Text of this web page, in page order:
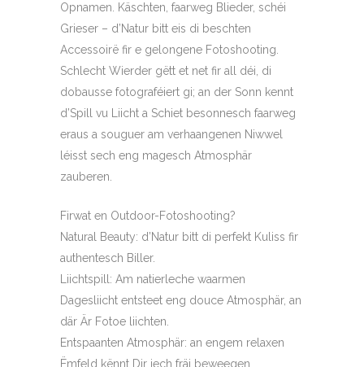
Opnamen. Käschten, faarweg Blieder, schéi
Grieser – d’Natur bitt eis di beschten
Accessoirë fir e gelongene Fotoshooting.
Schlecht Wierder gëtt et net fir all déi, di
dobausse fotograféiert gi; an der Sonn kennt
d’Spill vu Liicht a Schiet besonnesch faarweg
eraus a souguer am verhaangenen Niwwel
léisst sech eng magesch Atmosphär
zauberen.
Firwat en Outdoor-Fotoshooting?
Natural Beauty: d’Natur bitt di perfekt Kuliss fir
authentesch Biller.
Liichtspill: Am natierleche waarmen
Dagesliicht entsteet eng douce Atmosphär, an
där Är Fotoe liichten.
Entspaanten Atmosphär: an engem relaxen
Ëmfeld kënnt Dir iech fräi beweegen.